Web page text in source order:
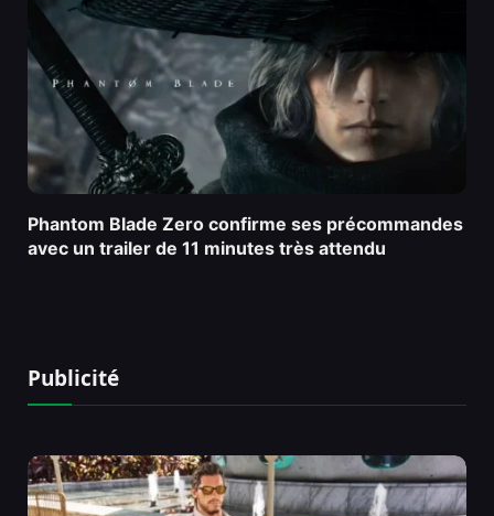
Phantom Blade Zero confirme ses précommandes
avec un trailer de 11 minutes très attendu
Publicité